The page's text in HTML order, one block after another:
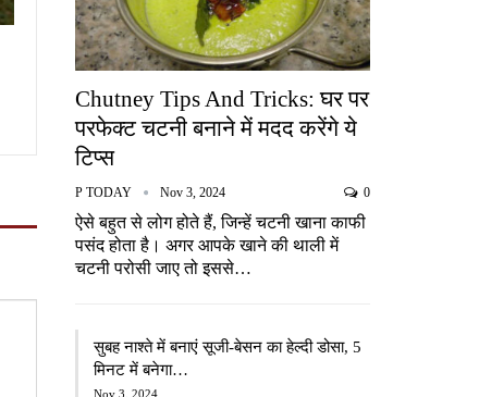
Chutney Tips And Tricks: घर पर
परफेक्ट चटनी बनाने में मदद करेंगे ये
टिप्स
P TODAY Nov 3, 2024 0
ऐसे बहुत से लोग होते हैं, जिन्हें चटनी खाना काफी
पसंद होता है। अगर आपके खाने की थाली में
चटनी परोसी जाए तो इससे…
सुबह नाश्ते में बनाएं सूजी-बेसन का हेल्दी डोसा, 5
मिनट में बनेगा…
Nov 3, 2024